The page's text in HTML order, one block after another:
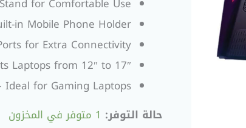
in Mobile Phone Holder
for Extra Connectivity
Laptops from 12″ to 17″
for Gaming Laptops
حالة التوفر: 1 متوفر في المخزون